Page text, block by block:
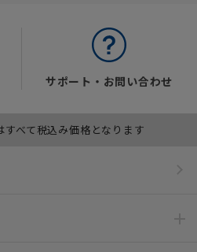
サポート・お問い合わせ
べて税込み価格となります